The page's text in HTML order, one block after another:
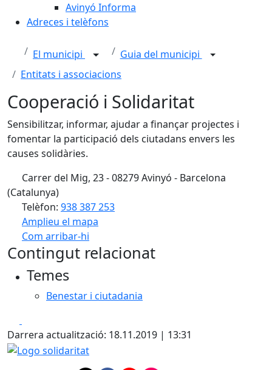
Avinyó Informa
Adreces i telèfons
El municipi
Guia del municipi
Entitats i associacions
Cooperació i Solidaritat
Sensibilitzar, informar, ajudar a finançar projectes i
fomentar la participació dels ciutadans envers les
causes solidàries.
Carrer del Mig, 23 - 08279 Avinyó - Barcelona
(Catalunya)
Telèfon: 938 387 253
Amplieu el mapa
Com arribar-hi
+
Contingut relacionat
Temes
Benestar i ciutadania
Darrera actualització: 18.11.2019 | 13:31
Logo solidaritat